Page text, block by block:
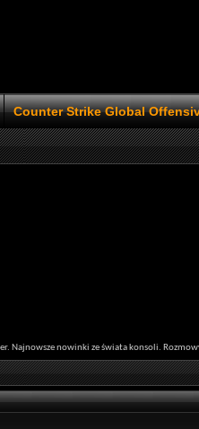
Counter Strike Global
Najnowsze nowinki ze świata konsoli.